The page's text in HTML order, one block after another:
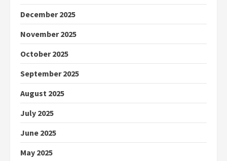
December 2025
November 2025
October 2025
September 2025
August 2025
July 2025
June 2025
May 2025